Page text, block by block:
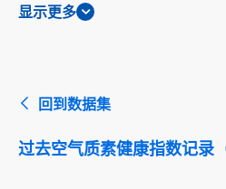
显示更多
回到数据集
过去空气质素健康指数记录